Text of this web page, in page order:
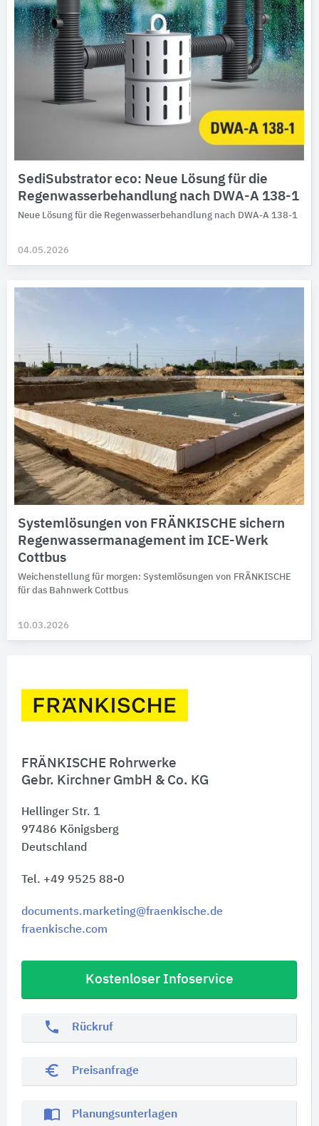
FRÄNKISCHE Rohrwerke
Gebr. Kirchner GmbH & Co. KG
Hellinger Str. 1
97486 Königsberg
Deutschland
Tel. +49 9525 88-0
documents.marketing@fraenkische.de
fraenkische.com
Kostenloser Infoservice
phone Rückruf
euro_symbol Preisanfrage
import_contacts Planungsunterlagen
SediSubstrator eco: Neue Lösung für die
Regenwasserbehandlung nach DWA-A 138-1
Neue Lösung für die Regenwasserbehandlung nach DWA-A 138-1
04.05.2026
Systemlösungen von FRÄNKISCHE sichern
Regenwassermanagement im ICE-Werk
Cottbus
Weichenstellung für morgen: Systemlösungen von FRÄNKISCHE
für das Bahnwerk Cottbus
10.03.2026